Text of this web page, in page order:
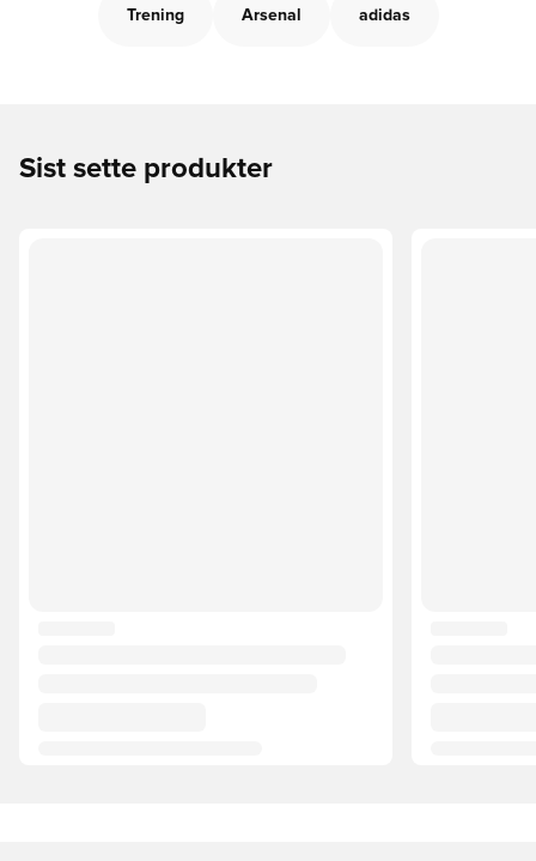
Trening Arsenal adidas
Sist sette produkter